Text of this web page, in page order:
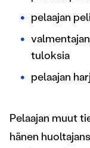
pelaajan
tuloksia
pelaajan
Pelaajan muut
hänen